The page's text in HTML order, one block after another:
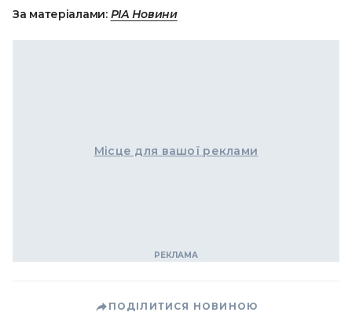
За матеріалами: РІА Новини
Місце для вашої реклами
ПОДІЛИТИСЯ НОВИНОЮ